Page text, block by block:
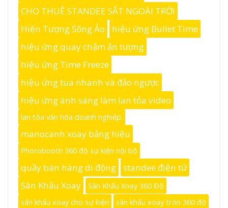
CHO THUÊ STANDEE SẮT NGOÀI TRỜI
Hiện Tượng Sống Ảo
hiệu ứng Bullet Time
hiệu ứng quay chậm ấn tượng
hiệu ứng Time Freeze
hiệu ứng tua nhanh và đảo ngược
hiệu ứng ánh sáng làm lan tỏa video
lan tỏa văn hóa doanh nghiệp.
manocanh xoay bảng hiệu
Photobooth 360 độ sự kiện nội bộ
quầy bán hàng di động
standee điện tử
Sân Khấu Xoay
Sân Khấu Xoay 360 Độ
sân khấu xoay cho sự kiện
sân khấu xoay tròn 360 độ